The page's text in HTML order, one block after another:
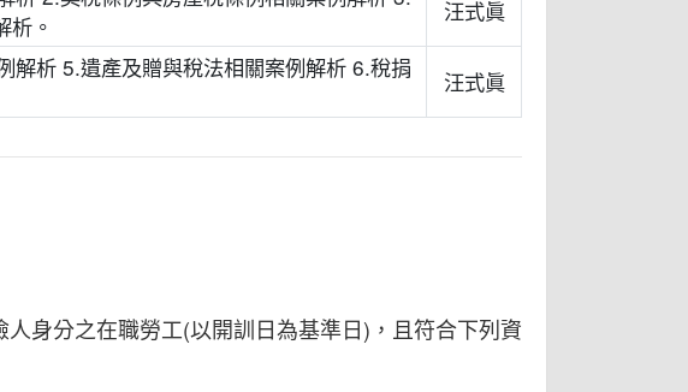
析。
汪式眞
解析 5.遺產及贈與稅法相關案例解析 6.稅捐
汪式眞
身分之在職勞工(以開訓日為基準日)，且符合下列資